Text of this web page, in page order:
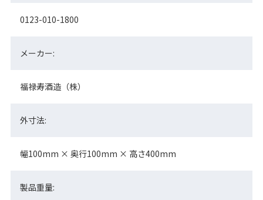
0123-010-1800
メーカー:
福禄寿酒造（株）
外寸法:
幅100mm × 奥行100mm × 高さ400mm
製品重量: